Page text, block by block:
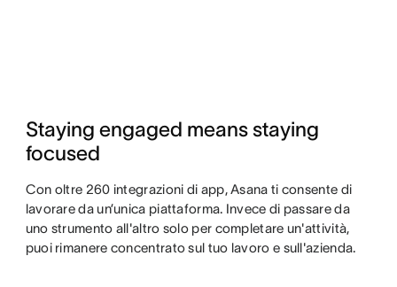
Staying engaged means staying
focused
Con oltre 260 integrazioni di app, Asana ti consente di
lavorare da un’unica piattaforma. Invece di passare da
uno strumento all'altro solo per completare un'attività,
puoi rimanere concentrato sul tuo lavoro e sull'azienda.